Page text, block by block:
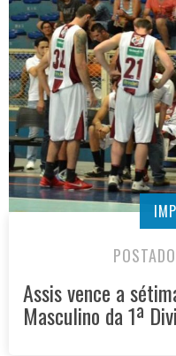
Assis vence a
Masculino da 1ª